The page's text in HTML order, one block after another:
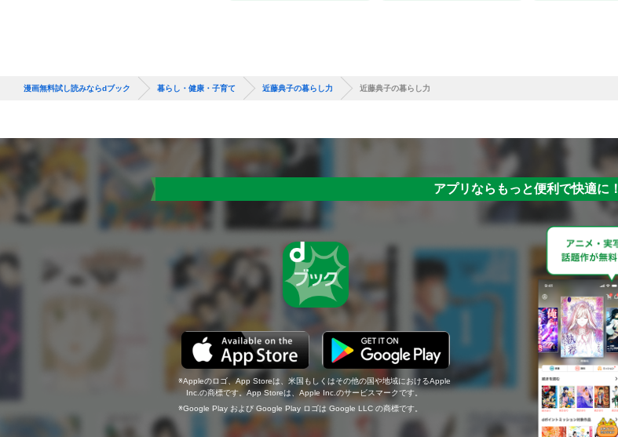
漫画無料試し読みならdブック 暮らし・健康・子育て 近藤典子の暮らし力 近藤典子の暮らし力
アプリならもっと便利で快適に！
Appleのロゴ、App Storeは、米国もしくはその他の国や地域におけるApple
Inc.の商標です。App Storeは、Apple Inc.のサービスマークです。
Google Play および Google Play ロゴは Google LLC の商標です。